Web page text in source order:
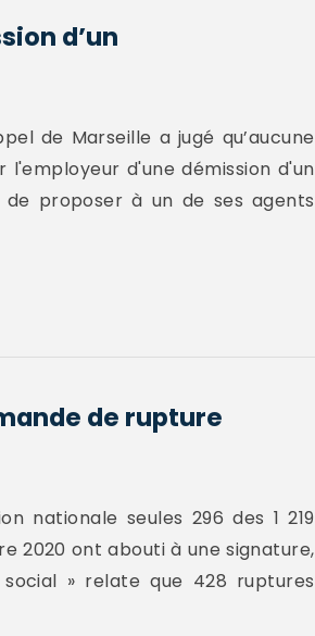
d’un
de Marseille a jugé qu’aucune
d'une démission d'un
proposer à un de ses agents
de rupture
nationale seules 296 des 1 219
2020 ont abouti à une signature,
» relate que 428 ruptures